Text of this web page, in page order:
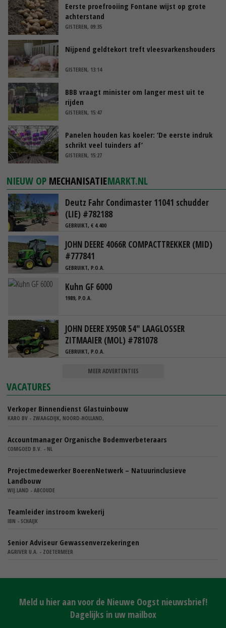
Eerste proefrooiing Fontane wijst op grote
achterstand
GISTEREN, 09:35
Nijpend geldtekort treft vleesvarkenshouders
GISTEREN, 13:14
BBB vraagt minister om langer mest uit te
rijden
GISTEREN, 15:47
Panelen houden kas koeler: ‘De eerste indruk
schrikt veel tuinders af’
GISTEREN, 15:27
NIEUW OP MECHANISATIEMARKT.NL
Deutz Fahr Condimaster 11041 schudder
(LIE) #782188
GEBRUIKT, € 4.400
JOHN DEERE 4066R COMPACTTREKKER (MID)
#777841
GEBRUIKT, P.O.A.
Kuhn GF 6000
1989, P.O.A.
JOHN DEERE X950R 54" LAAGLOSSER
ZITMAAIER (MOL) #781078
GEBRUIKT, P.O.A.
MEER ADVERTENTIES
VACATURES
Verkoper Binnendienst Glastuinbouw
KARO BV - ZWAAGDIJK, NOORD-HOLLAND,
Accountmanager Organische Bodemverbeteraars
COMGOED B.V. - NL
Projectmedewerker BoerenNetwerk – Natuurinclusieve
Landbouw
WIJ.LAND - ABCOUDE
Teamleider instroom kwekerij
IBN - SCHAIJK
Senior Adviseur Gewassenverzekeringen
AGRIVER U.A. - ZOETERMEER
Meld u hier aan voor de Nieuwe Oogst nieuwsbrief!
Dagelijks in uw mailbox